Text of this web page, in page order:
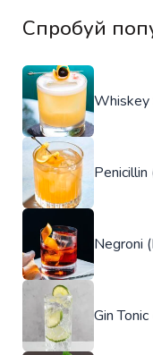
Спробуй
Whiskey
Penicillin
Negroni
Gin